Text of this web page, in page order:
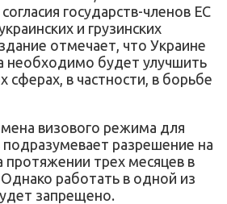
государств-членов ЕС
и грузинских
отмечает, что Украине
необходимо будет улучшить
сферах, в частности, в борьбе
визового режима для
подразумевает разрешение на
протяжении трех месяцев в
работать в одной из
запрещено.